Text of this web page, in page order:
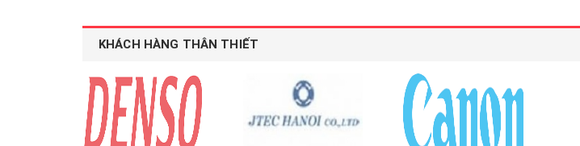
KHÁCH HÀNG THÂN THIẾT